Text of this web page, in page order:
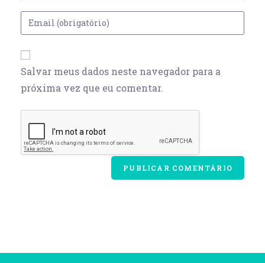
Salvar meus dados neste navegador para a
próxima vez que eu comentar.